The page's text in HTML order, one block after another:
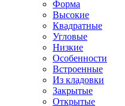
Форма
Высокие
Квадратные
Угловые
Низкие
Особенности
Встроенные
Из кладовки
Закрытые
Открытые